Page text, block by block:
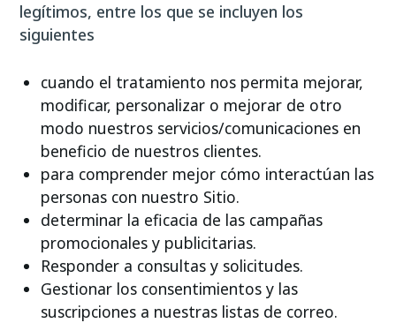
legítimos, entre los que se incluyen los
siguientes
cuando el tratamiento nos permita mejorar,
modificar, personalizar o mejorar de otro
modo nuestros servicios/comunicaciones en
beneficio de nuestros clientes.
para comprender mejor cómo interactúan las
personas con nuestro Sitio.
determinar la eficacia de las campañas
promocionales y publicitarias.
Responder a consultas y solicitudes.
Gestionar los consentimientos y las
suscripciones a nuestras listas de correo.